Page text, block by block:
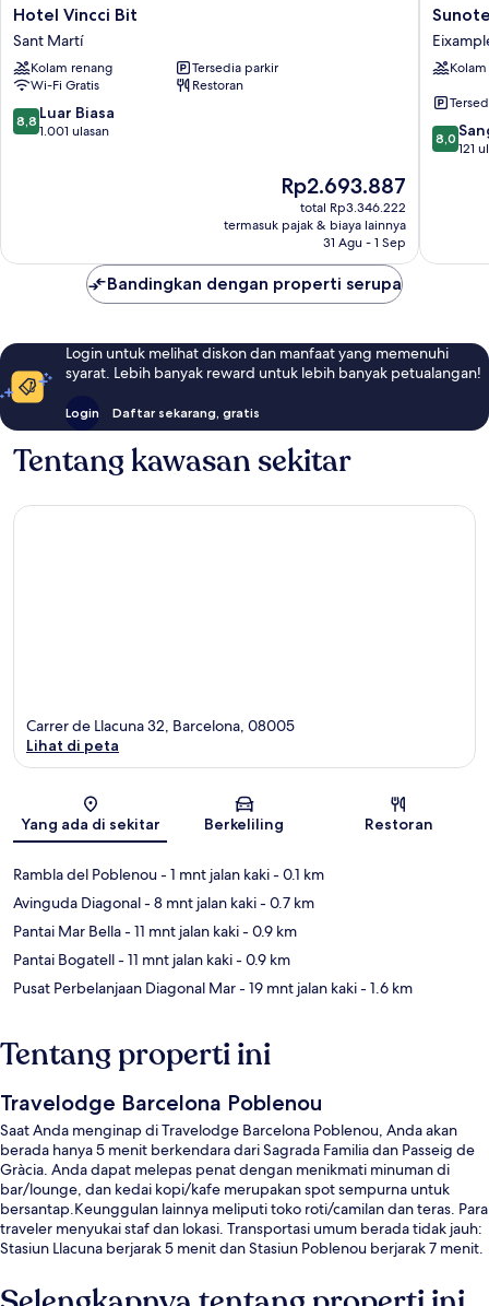
Hotel
Vincci
Bit
Sant
Martí
Hotel Vincci Bit
Sant Martí
Kolam renang
Tersedia parkir
Wi-Fi Gratis
Restoran
8.8
dari
8,8 Luar Biasa
1.001 ulasan
Harga
sekarang
Rp2.693.887
Rp2.693.887
total Rp3.346.222
termasuk pajak & biaya lainnya
31 Agu - 1 Sep
Sunotel
Aston
8.0
dari
8,0
121
Bandingkan dengan properti serupa
Login untuk melihat diskon dan manfaat yang memenuhi
syarat. Lebih banyak reward untuk lebih banyak petualangan!
Login Daftar sekarang, gratis
Tentang kawasan sekitar
Peta
Carrer de Llacuna 32, Barcelona, 08005
Lihat di peta
Yang ada di sekitar Berkeliling Restoran
Rambla del Poblenou- 1 mnt jalan kaki- 0.1 km
Avinguda Diagonal- 8 mnt jalan kaki- 0.7 km
Pantai Mar Bella- 11 mnt jalan kaki- 0.9 km
Pantai Bogatell- 11 mnt jalan kaki- 0.9 km
Pusat Perbelanjaan Diagonal Mar- 19 mnt jalan kaki- 1.6 km
Tentang properti ini
Travelodge Barcelona Poblenou
Saat Anda menginap di Travelodge Barcelona Poblenou, Anda akan
berada hanya 5 menit berkendara dari Sagrada Familia dan Passeig de
Gràcia. Anda dapat melepas penat dengan menikmati minuman di
bar/lounge, dan kedai kopi/kafe merupakan spot sempurna untuk
bersantap.Keunggulan lainnya meliputi toko roti/camilan dan teras. Para
traveler menyukai staf dan lokasi. Transportasi umum berada tidak jauh:
Stasiun Llacuna berjarak 5 menit dan Stasiun Poblenou berjarak 7 menit.